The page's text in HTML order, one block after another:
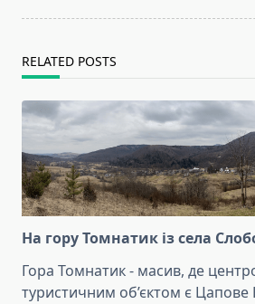
RELATED POSTS
На гору Томнатик із села
Гора Томнатик - масив, де
туристичним об’єктом є Цапове